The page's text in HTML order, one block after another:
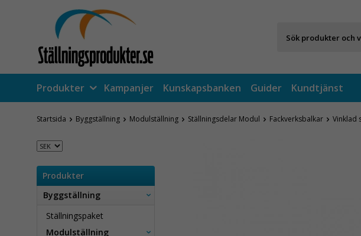
Produkter Kampanjer Kunskapsbanken Guider Kundtjänst
Startsida Byggställning Modulställning Ställningsdelar Modul Fackverksbalkar Vinklad
Produkter
Byggställning
Ställningspaket
Modulställning